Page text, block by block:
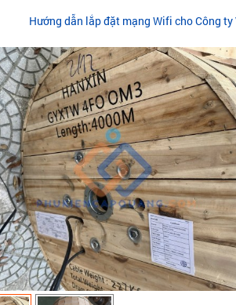
dẫn lắp đặt mạng Wifi cho Công ty Văn Phòng